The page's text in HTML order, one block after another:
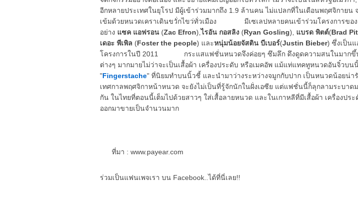
อีกหลายประเทศในยุโรป มีผู้เข้าร่วมมากถึง 1.9 ล้านคน ไม่แปลกที่ในเดือนพฤศจิกายน
เข้มด้วยหนวดเคราเดินขวั่กไขว่ทั่วเมือง มีเซเลปหลายคนเข้าร่วมโครงการขอ
อย่าง แซค แอฟรอน (Zac Efron),ไรอัน กอสลิง (Ryan Gosling), แบรด พิตต์(Brad
เดอะ พีเพิล (Foster the people) และหนุ่มน้อยจัสติน บีเบอร์(Justin Bieber) ซึ่งเป็นแ
โครงการในปี 2011 กระแสแฟชั่นหนวดจึงค่อยๆ ซึมลึก ดึงดูดความสนในมากขึ้น
ต่างๆ มากมายไม่ว่าจะเป็นเสื้อผ้า เครื่องประดับ หรือเมคอัพ แม้แท่แทคทูหนวดอันจิ๋วบน
"Fingerstache" ที่นิยมทำบนนิ้วชี้ และนำมาว่างระหว่างจมูกกับปาก เป็นหนวด
เทศกาลพฤศจิกาหน้าหนวด จะยังไม่เป็นที่รู้จักนักในฝั่งเอซีย แต่แฟชั่นนี้ก็ลุกลามระบาด
กัน ในไทยที่ตอนนี้เต็มไปด้วยสาวๆ ใส่เสื้อลายหนวด และในเกาหลีที่มีเสื้อผ้า เครื่องปร
ออกมาขายเป็นจำนวนมาก
ที่มา : www.payear.com
ร่วมเป็นแฟนเพจเรา บน Facebook..ได้ที่นี่เลย!!